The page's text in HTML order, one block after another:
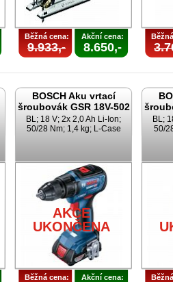
Běžná cena:
9.933,-
Akční cena:
8.650,-
BOSCH Aku vrtací
šroubovák GSR 18V-502
BL; 18 V; 2x 2,0 Ah Li-Ion;
50/28 Nm; 1,4 kg; L-Case
AKCE
UKONČENA
Běžná cena: Akční cena:
BL;
50/